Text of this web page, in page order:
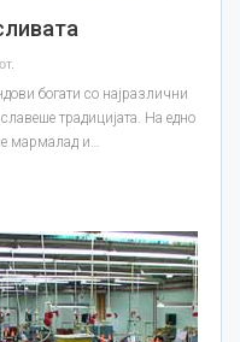
богати со најразлични
традицијата. На едно
мармалад и…